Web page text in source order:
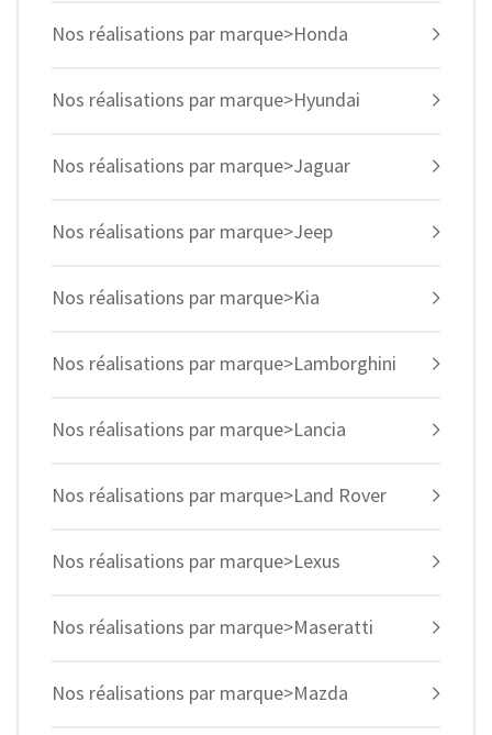
Nos réalisations par marque>Honda
Nos réalisations par marque>Hyundai
Nos réalisations par marque>Jaguar
Nos réalisations par marque>Jeep
Nos réalisations par marque>Kia
Nos réalisations par marque>Lamborghini
Nos réalisations par marque>Lancia
Nos réalisations par marque>Land Rover
Nos réalisations par marque>Lexus
Nos réalisations par marque>Maseratti
Nos réalisations par marque>Mazda